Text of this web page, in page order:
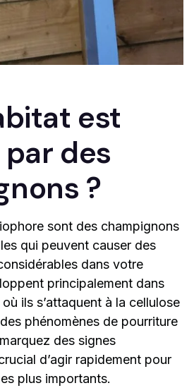
est
des
?
sont des champignons
qui peuvent causer des
dans votre
principalement dans
ils s’attaquent à la cellulose
phénomènes de pourriture
des signes
d’agir rapidement pour
plus importants.